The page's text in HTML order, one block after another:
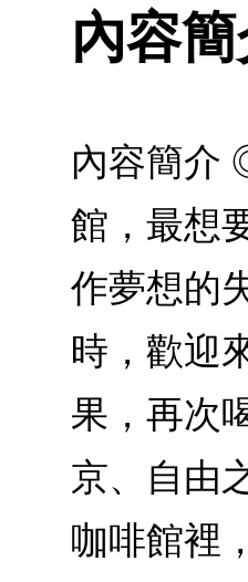
內容
內容簡介
館，最想
作夢想的
時，歡迎
果，再次
京、自由
咖啡館裡